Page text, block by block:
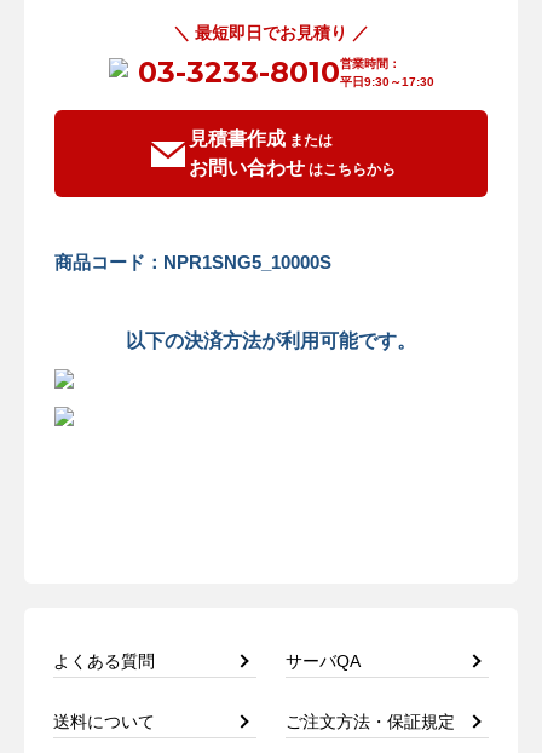
＼ 最短即日でお見積り ／
03-3233-8010営業時間：
平日9:30～17:30
見積書作成または
お問い合わせはこちらから
商品コード：NPR1SNG5_10000S
以下の決済方法が利用可能です。
よくある質問 サーバQA
送料について ご注文方法・保証規定